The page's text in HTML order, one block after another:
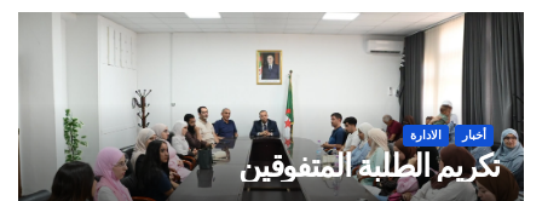
أخبار الادارة
تكريم الطلبة المتفوقين